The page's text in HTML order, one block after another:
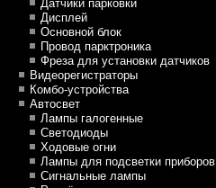
Датчики парковки
Дисплей
Основной блок
Провод парктроника
Фреза для установки датчиков
Видеорегистраторы
Комбо-устройства
Автосвет
Лампы галогенные
Светодиоды
Ходовые огни
Лампы для подсветки приборов
Сигнальные лампы